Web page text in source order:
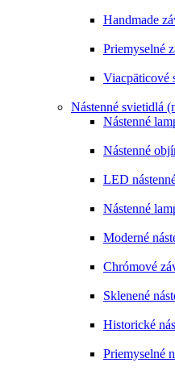
Handmade
Priemyselné
Viacpäticové
Nástenné svietidlá
Nástenné
Nástenné
LED
Nástenné
Moderné
Chrómové
Sklenené
Historické
Priemyselné